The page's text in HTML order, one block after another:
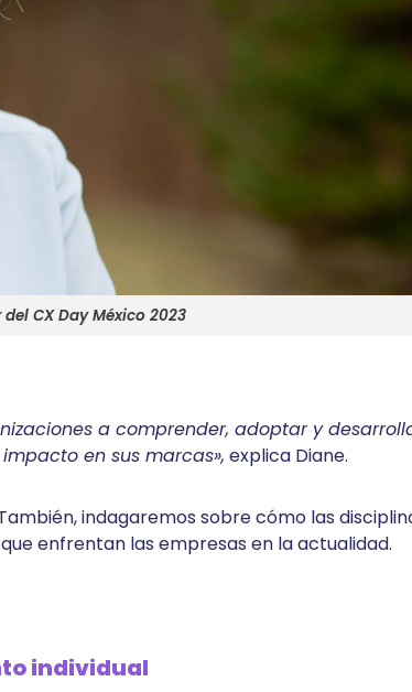
CX Day México 2023
a comprender, adoptar y
en sus marcas», explica Diane.
indagaremos sobre cómo las
enfrentan las empresas en la actualidad.
individual